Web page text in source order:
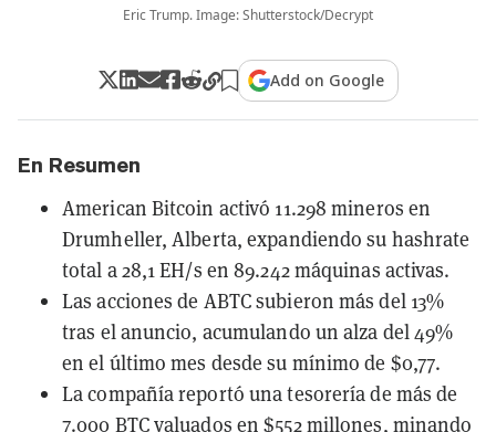
Eric Trump. Image: Shutterstock/Decrypt
Add on Google
En Resumen
American Bitcoin activó 11.298 mineros en
Drumheller, Alberta, expandiendo su hashrate
total a 28,1 EH/s en 89.242 máquinas activas.
Las acciones de ABTC subieron más del 13%
tras el anuncio, acumulando un alza del 49%
en el último mes desde su mínimo de $0,77.
La compañía reportó una tesorería de más de
7.000 BTC valuados en $552 millones, minando